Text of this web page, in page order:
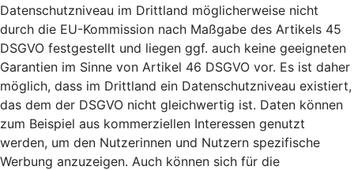
Datenschutzniveau im Drittland möglicherweise nicht
durch die EU-Kommission nach Maßgabe des Artikels 45
DSGVO festgestellt und liegen ggf. auch keine geeigneten
Garantien im Sinne von Artikel 46 DSGVO vor. Es ist daher
möglich, dass im Drittland ein Datenschutzniveau existiert,
das dem der DSGVO nicht gleichwertig ist. Daten können
zum Beispiel aus kommerziellen Interessen genutzt
werden, um den Nutzerinnen und Nutzern spezifische
Werbung anzuzeigen. Auch können sich für die